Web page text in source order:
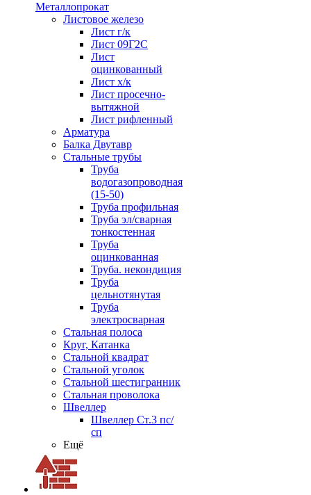
Металлопрокат
Листовое железо
Лист г/к
Лист 09Г2С
Лист
оцинкованный
Лист х/к
Лист просечно-
вытяжной
Лист рифленный
Арматура
Балка Двутавр
Стальные трубы
Труба
водогазопроводная
(15-50)
Труба профильная
Труба эл/сварная
тонкостенная
Труба
оцинкованная
Труба. некондиция
Труба
цельнотянутая
Труба
электросварная
Стальная полоса
Круг, Катанка
Стальной квадрат
Стальной уголок
Стальной шестигранник
Стальная проволока
Швеллер
Швеллер Ст.3 пс/
сп
Ещё